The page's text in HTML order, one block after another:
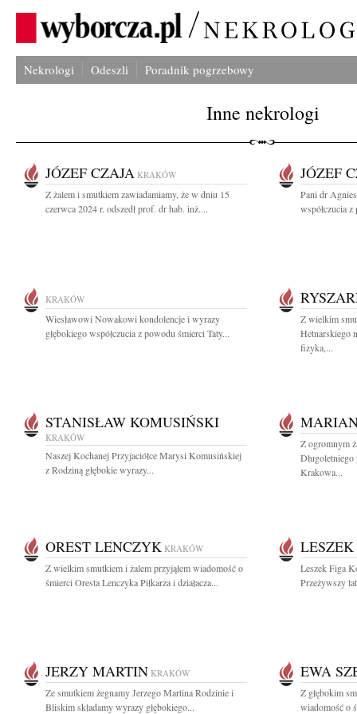
Nekrologi Odeszli Poradnik pogrzebowy
Inne nekrologi
JÓZEF CZAJA KRAKÓW
Z żalem i smutkiem zawiadamiamy, że w dniu 15
czerwca 2024 r. odszedł prof. dr hab. inż....
JÓZEF
Pani dr
współczucia
KRAKÓW
Wiesławowi Nowakowi kondolencje i wyrazy
głębokiego współczucia z powodu śmierci Taty...
Z wielkim
Hetnarskiego
fizyka,...
STANISŁAW KOMUSIŃSKI
KRAKÓW
Naszej Kochanej Przyjaciółce Marysi Komusińskiej
z Rodziną głębokie wyrazy...
Z ogromnym
Krakowa...
OREST LENCZYK KRAKÓW
Z wielkim smutkiem i żalem przyjąłem wiadomość o
śmierci Oresta Lenczyka Piłkarza i działacza...
Leszek Figa
Przeżywszy
JERZY MARTIN KRAKÓW
Ze smutkiem żegnamy Jerzego Martina Rodzinie i
Bliskim składamy wyrazy głębokiego...
EWA
Z głębokim
wiadomość o